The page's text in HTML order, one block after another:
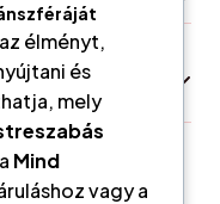
üzenetet
élményt,
és
mely
Mind
vagy a